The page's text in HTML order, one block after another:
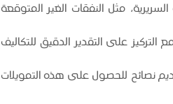
مثل النفقات الغير المتوقعة
التركيز على التقدير الدقيق للتكاليف
نصائح للحصول على هذه التمويلات